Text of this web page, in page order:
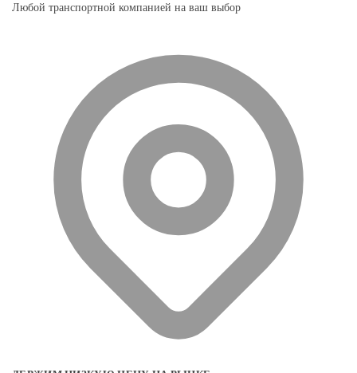
Любой транспортной компанией на ваш выбор